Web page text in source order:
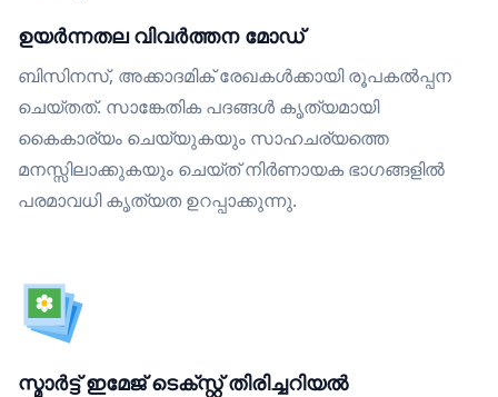
ഉയർന്നതല വിവർത്തന മോഡ്
ബിസിനസ്, അക്കാദമിക് രേഖകൾക്കായി രൂപകൽപ്പന
ചെയ്തത്. സാങ്കേതിക പദങ്ങൾ കൃത്യമായി
കൈകാര്യം ചെയ്യുകയും സാഹചര്യത്തെ
മനസ്സിലാക്കുകയും ചെയ്ത് നിർണായക ഭാഗങ്ങളിൽ
പരമാവധി കൃത്യത ഉറപ്പാക്കുന്നു.
സ്മാർട്ട് ഇമേജ് ടെക്സ്റ്റ് തിരിച്ചറിയൽ